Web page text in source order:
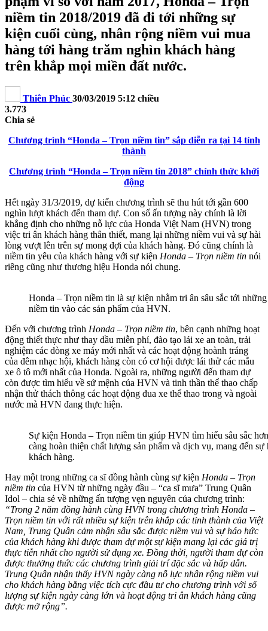
niềm tin 2018/2019 đã đi tới những sự
kiện cuối cùng, nhân rộng niềm vui mua
hàng tới hàng trăm nghìn khách hàng
trên khắp mọi miền đất nước.
Thiên Phúc 30/03/2019 5:12 chiều
3.773
Chia sẻ
Chương trình “Honda – Trọn niềm tin” sắp diễn ra tại 14 tỉnh
thành
Chương trình “Honda – Trọn niềm tin 2018” chính thức khởi
động
Hết ngày 31/3/2019, dự kiến chương trình sẽ thu hút tới gần 600
nghìn lượt khách đến tham dự. Con số ấn tượng này chính là lời
khẳng định cho những nỗ lực của Honda Việt Nam (HVN) trong
việc tri ân khách hàng thân thiết, mang lại những niềm vui và sự hài
lòng vượt lên trên sự mong đợi của khách hàng. Đó cũng chính là
niềm tin yêu của khách hàng với sự kiện Honda – Trọn niềm tin nói
riêng cũng như thương hiệu Honda nói chung.
Honda – Trọn niềm tin là sự kiện nhằm tri ân sâu sắc tới
niềm tin vào các sản phẩm của HVN.
Đến với chương trình Honda – Trọn niềm tin, bên cạnh những hoạt
động thiết thực như thay dầu miễn phí, đào tạo lái xe an toàn, trải
nghiệm các dòng xe máy mới nhất và các hoạt động hoành tráng
của đêm nhạc hội, khách hàng còn có cơ hội được lái thử các mẫu
xe ô tô mới nhất của Honda. Ngoài ra, những người đến tham dự
còn được tìm hiểu về sứ mệnh của HVN và tinh thần thể thao chấp
nhận thử thách thông các hoạt động đua xe thể thao trong và ngoài
nước mà HVN đang thực hiện.
Sự kiện Honda – Trọn niềm tin giúp HVN tìm hiểu sâu sắc
càng hoàn thiện chất lượng sản phẩm và dịch vụ, mang đến
khách hàng.
Hay một trong những ca sĩ đồng hành cùng sự kiện Honda – Trọn
niềm tin của HVN từ những ngày đầu – “ca sĩ mưa” Trung Quân
Idol – chia sẻ về những ấn tượng vẹn nguyên của chương trình:
“Trong 2 năm đồng hành cùng HVN trong chương trình Honda –
Trọn niềm tin với rất nhiều sự kiện trên khắp các tỉnh thành của Việt
Nam, Trung Quân cảm nhận sâu sắc được niềm vui và sự háo hức
của khách hàng khi được tham dự một sự kiện mang lại các giá trị
thực tiễn nhất cho người sử dụng xe. Đồng thời, người tham dự còn
được thưởng thức các chương trình giải trí đặc sắc và hấp dẫn.
Trung Quân nhận thấy HVN ngày càng nỗ lực nhân rộng niềm vui
cho khách hàng bằng việc tích cực đầu tư cho chương trình với số
lượng sự kiện ngày càng lớn và hoạt động tri ân khách hàng cũng
được mở rộng”.